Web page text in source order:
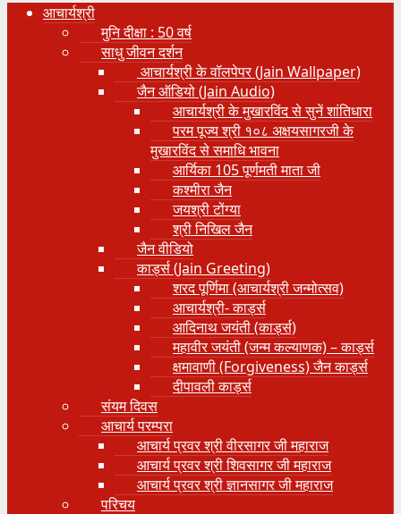
आचार्यश्री
मुनि दीक्षा : 50 वर्ष
साधु जीवन दर्शन
आचार्यश्री के वॉलपेपर (Jain Wallpaper)
जैन ऑडियो (Jain Audio)
आचार्यश्री के मुखारविंद से सुनें शांतिधारा
परम पूज्य श्री १०८ अक्षयसागरजी के
मुखारविंद से समाधि भावना
आर्यिका 105 पूर्णमती माता जी
कश्मीरा जैन
जयश्री टोंग्या
श्री निखिल जैन
जैन वीडियो
कार्ड्स (Jain Greeting)
शरद पूर्णिमा (आचार्यश्री जन्मोत्सव)
आचार्यश्री- कार्ड्स
आदिनाथ जयंती (कार्ड्स)
महावीर जयंती (जन्म कल्याणक) – कार्ड्स
क्षमावाणी (Forgiveness) जैन कार्ड्स
दीपावली कार्ड्स
संयम दिवस
आचार्य परम्परा
आचार्य प्रवर श्री वीरसागर जी महाराज
आचार्य प्रवर श्री शिवसागर जी महाराज
आचार्य प्रवर श्री ज्ञानसागर जी महाराज
परिचय